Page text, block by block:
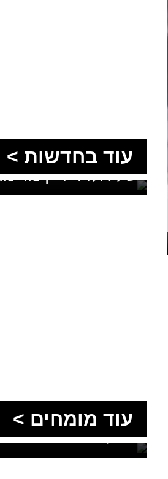
עוד בחדשות >
סוף טרגי
של אלדר דיין
עוד מומחים >
מתכננים נסיעה
מושלמת לנגב,
המלח